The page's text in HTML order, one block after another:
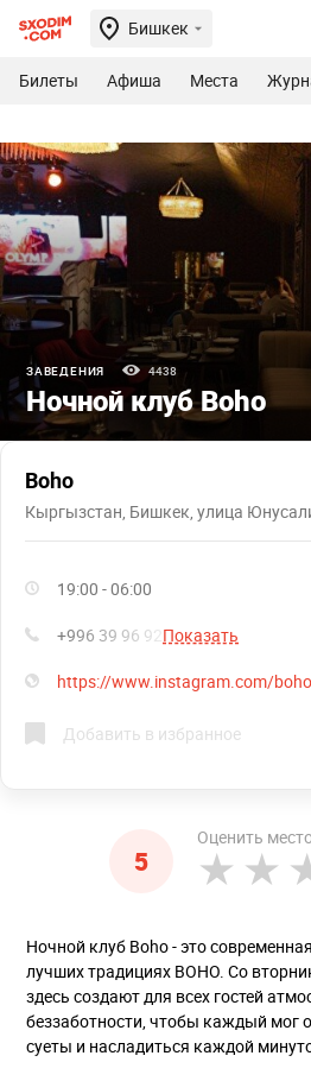
Бишкек
Билеты Афиша Места
ЗАВЕДЕНИЯ 4438
Ночной клуб Boho
Boho
Кыргызстан, Бишкек, улица
19:00 - 06:00
+996 39 96 92 Показать
https://www.instagram.com/
Добавить в избранное
5
Оценить
Ночной клуб Boho - это
лучших традициях BOHO. Со
здесь создают для всех гостей
беззаботности, чтобы каждый мог
суеты и насладиться каждой